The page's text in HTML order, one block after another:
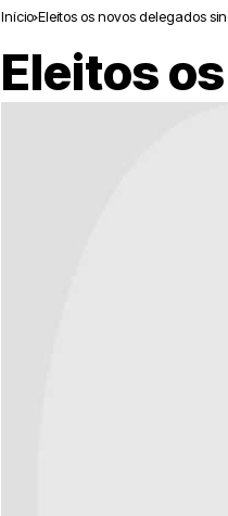
Início Eleitos os novos delegados
Eleitos